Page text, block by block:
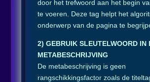
door het trefwoord aan het begin
te voeren. Deze tag helpt het
onderwerp van de pagina te
2) GEBRUIK SLEUTELWOORD IN
METABESCHRIJVING
De metabeschrijving is geen
rangschikkingsfactor zoals de